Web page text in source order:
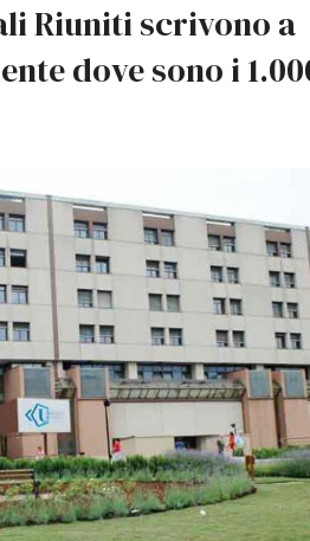
Riuniti scrivono a
dove sono i